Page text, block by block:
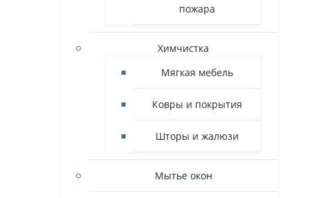
пожара
Химчистка
Мягкая мебель
Ковры и покрытия
Шторы и жалюзи
Мытье окон